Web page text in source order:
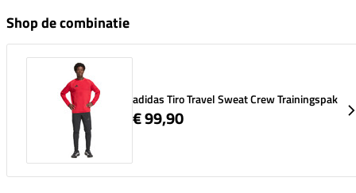
Shop de combinatie
adidas Tiro Travel Sweat Crew Trainingspak
€ 99,90